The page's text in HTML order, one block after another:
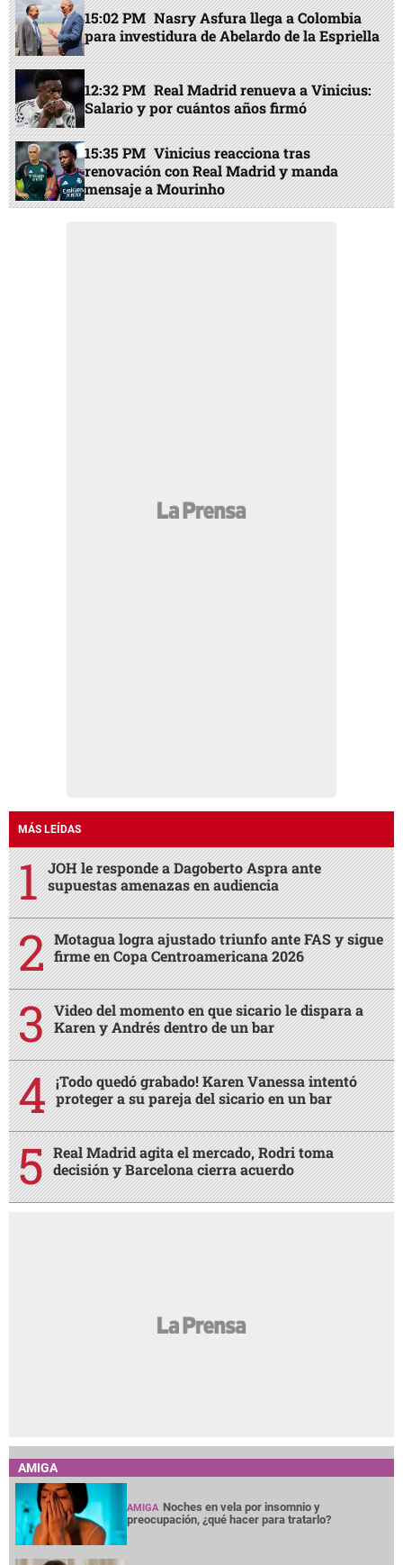
15:02 PM Nasry Asfura llega a Colombia
para investidura de Abelardo de la Espriella
12:32 PM Real Madrid renueva a Vinicius:
Salario y por cuántos años firmó
15:35 PM Vinicius reacciona tras
renovación con Real Madrid y manda
mensaje a Mourinho
MÁS LEÍDAS
JOH le responde a Dagoberto Aspra ante
supuestas amenazas en audiencia
Motagua logra ajustado triunfo ante FAS y sigue
firme en Copa Centroamericana 2026
Video del momento en que sicario le dispara a
Karen y Andrés dentro de un bar
¡Todo quedó grabado! Karen Vanessa intentó
proteger a su pareja del sicario en un bar
Real Madrid agita el mercado, Rodri toma
decisión y Barcelona cierra acuerdo
AMIGA
AMIGA Noches en vela por insomnio y
preocupación, ¿qué hacer para tratarlo?